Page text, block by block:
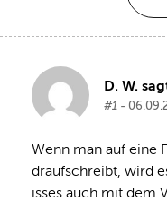
D. W.
#1 -
Wenn man auf eine
draufschreibt, wird
isses auch mit dem